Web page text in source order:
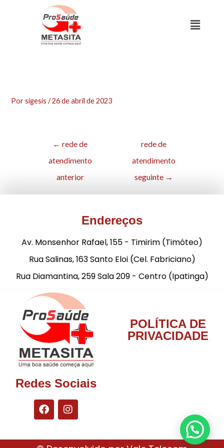
Porsigesis/26 de abril de 2023
← rede de
atendimento
anterior
rede de
atendimento
seguinte →
Endereços
Av. Monsenhor Rafael, 155 - Timirim (Timóteo)
Rua Salinas, 163 Santo Eloi (Cel. Fabriciano)
Rua Diamantina, 259 Sala 209 - Centro (Ipatinga)
POLÍTICA DE
PRIVACIDADE
Redes Sociais